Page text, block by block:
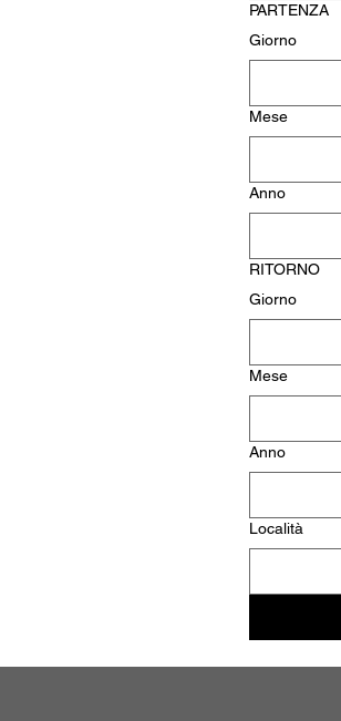
PARTENZA
Giorno
Mese
Anno
RITORNO
Giorno
Mese
Anno
Località